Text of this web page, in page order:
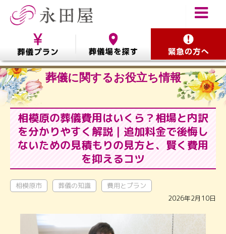
葬儀に関するお役立ち情報
相模原の葬儀費用はいくら？相場と内訳
を分かりやすく解説｜追加料金で後悔し
ないための見積もりの見方と、賢く費用
を抑えるコツ
相模原市 葬儀の知識
費用とプラン
2026年2月10日